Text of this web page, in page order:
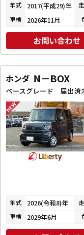
年式 2017(平成29)年
車検 2026年11月
お問い合わせ
ホンダ N－BOX
年式 2026(令和8)年
車検 2029年6月